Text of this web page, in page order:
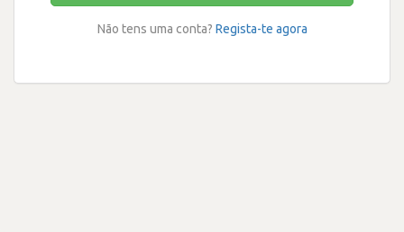
Não tens uma conta? Regista-te agora